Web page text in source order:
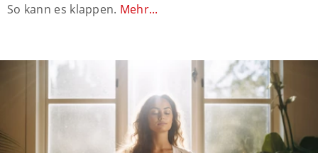
So kann es klappen. Mehr...